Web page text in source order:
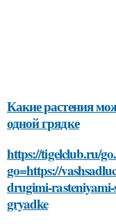
Какие растения
одной грядке
https://tigelclub.ru/
go=https://
drugimi-rasteniyami-
gryadke